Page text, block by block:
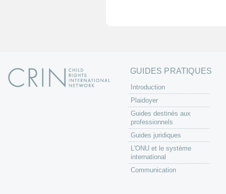
GUIDES PRATIQUES
Introduction
Plaidoyer
Guides destinés aux
professionnels
Guides juridiques
L'ONU et le système
international
Communication